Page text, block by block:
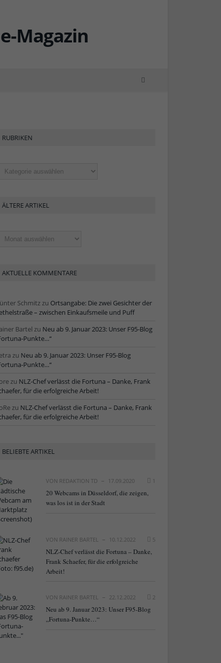
RUBRIKEN
ÄLTERE ARTIKEL
AKTUELLE KOMMENTARE
Schmitzzu Ortsangabe: Die zwei Gesichter der
– zwischen Einkaufsmeile und Puff
Bartel zu Neu ab 9. Januar 2023: Unser F95-Blog
Punkte…“
zu Neu ab 9. Januar 2023: Unser F95-Blog
Punkte…“
zu NLZ-Chef verlässt die Fortuna – Danke, Frank
für die erfolgreiche Arbeit!
zu NLZ-Chef verlässt die Fortuna – Danke, Frank
für die erfolgreiche Arbeit!
BELIEBTE ARTIKEL
VON REDAKTION TD 17.09.2020 1
20 Webcams in Düsseldorf, die zeigen,
was los ist in der Stadt
VON RAINER BARTEL 10.12.2022 5
NLZ-Chef verlässt die Fortuna – Danke,
Frank Schaefer, für die erfolgreiche
Arbeit!
VON RAINER BARTEL 22.12.2022 2
Neu ab 9. Januar 2023: Unser F95-Blog
„Fortuna-Punkte…“